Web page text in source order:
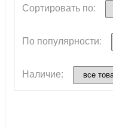
Сортировать по:
По популярности:
Наличие: